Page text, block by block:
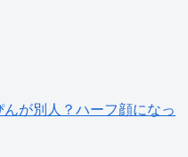
が別人？ハーフ顔になっ